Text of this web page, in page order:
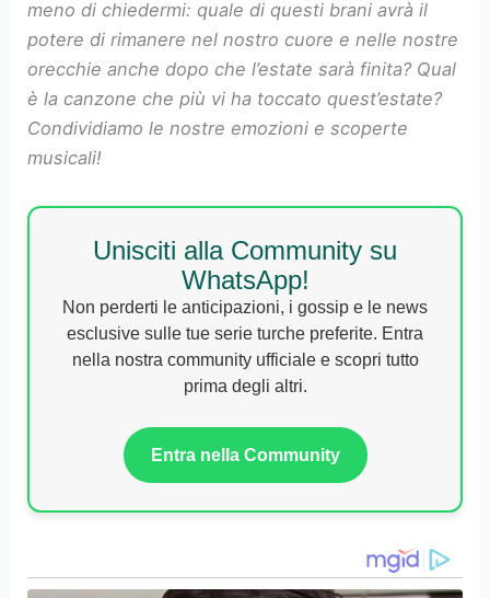
meno di chiedermi: quale di questi brani avrà il
potere di rimanere nel nostro cuore e nelle nostre
orecchie anche dopo che l’estate sarà finita? Qual
è la canzone che più vi ha toccato quest’estate?
Condividiamo le nostre emozioni e scoperte
musicali!
Unisciti alla Community su
WhatsApp!
Non perderti le anticipazioni, i gossip e le news
esclusive sulle tue serie turche preferite. Entra
nella nostra community ufficiale e scopri tutto
prima degli altri.
Entra nella Community